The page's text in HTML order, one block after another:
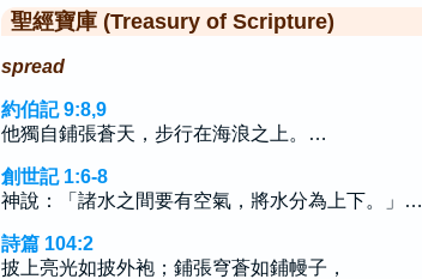
聖經寶庫 (Treasury of Scripture)
spread
約伯記 9:8,9
他獨自鋪張蒼天，步行在海浪之上。…
創世記 1:6-8
神說：「諸水之間要有空氣，將水分為上下。」…
詩篇 104:2
披上亮光如披外袍；鋪張穹蒼如鋪幔子，